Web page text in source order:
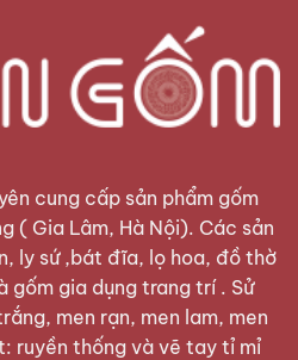
cung cấp sản phẩm gốm
( Gia Lâm, Hà Nội). Các sản
ly sứ ,bát đĩa, lọ hoa, đồ thờ
gốm gia dụng trang trí . Sử
men rạn, men lam, men
ruyền thống và vẽ tay tỉ mỉ